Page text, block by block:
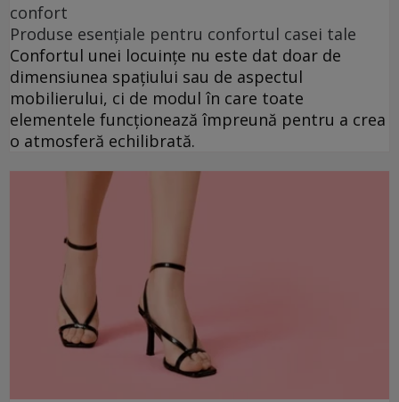
confort
Produse esențiale pentru confortul casei tale
Confortul unei locuințe nu este dat doar de
dimensiunea spațiului sau de aspectul
mobilierului, ci de modul în care toate
elementele funcționează împreună pentru a crea
o atmosferă echilibrată.